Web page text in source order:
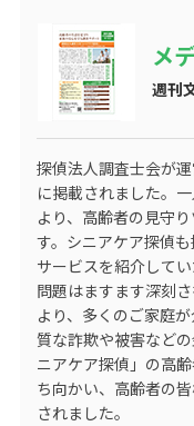
メ
週刊
探偵法人調査士会が
に掲載されました。
より、高齢者の見守
す。シニアケア探偵
サービスを紹介して
問題はますます深刻
より、多くのご家庭
質な詐欺や被害など
ニアケア探偵」の高
ち向かい、高齢者の
されました。